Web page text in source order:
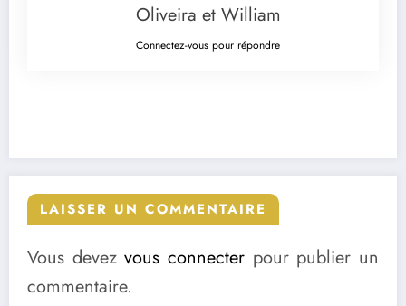
Oliveira et William
Connectez-vous pour répondre
LAISSER UN COMMENTAIRE
Vous devezvous connecter pour publier un
commentaire.